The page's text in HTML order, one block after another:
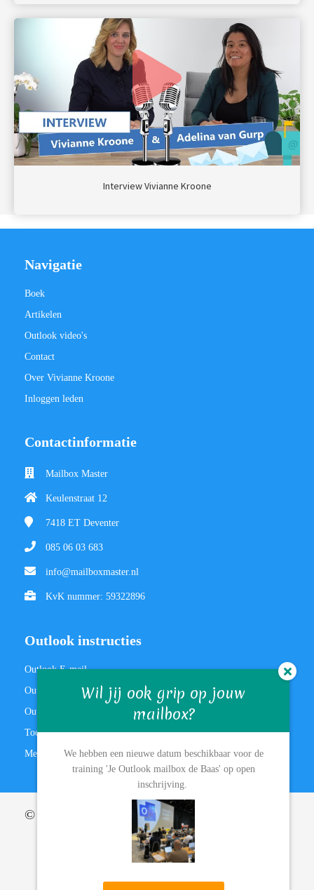
Interview Vivianne Kroone
Navigatie
Boek
Artikelen
Outlook video's
Contact
Over Vivianne Kroone
Inloggen leden
Contactinformatie
Mailbox Master
Keulenstraat 12
7418 ET Deventer
085 06 03 683
info@mailboxmaster.nl
KvK nummer: 59322896
Outlook instructies
Outlook E-mail
Outlook Agenda
Outlook Video's
Tooltime video's: Teams, OneNote en meer
Meer leren? 🎓
© 2013-2024 Mailbox Master
Wil jij ook grip op jouw
mailbox?
We hebben een nieuwe datum beschikbaar voor de
training 'Je Outlook mailbox de Baas' op open
inschrijving.